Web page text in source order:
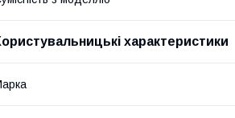
характеристики